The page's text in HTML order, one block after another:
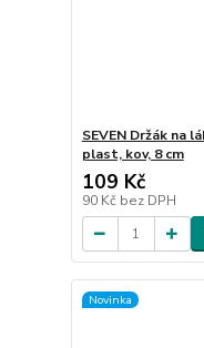
SEVEN Držák na
plast, kov, 8 cm
109 Kč
90 Kč bez DPH
Novinka